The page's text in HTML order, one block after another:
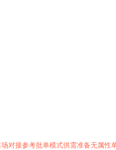
对接参考批单模式供需准备无属